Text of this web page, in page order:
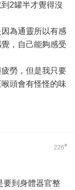
2罐半才覺得沒
為通靈所以有感
，自己能夠感受
勞，但是我只要
頭會有怪怪的味
226#
要到身體器官整